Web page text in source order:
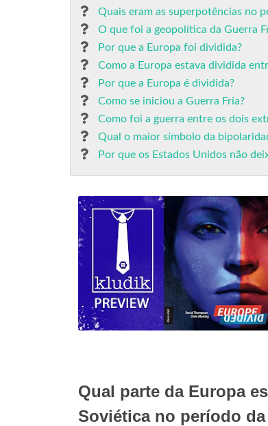
Quais eram as superpotências no
O que foi a geopolítica da Guerra
Por que a Europa foi dividida?
Como a Europa estava dividida
Por que a Europa é dividida?
Como se iniciou a Guerra Fria?
Como foi a guerra entre os dois
Qual o maior símbolo da
Por que os Estados Unidos não
Qual parte da Europa
Soviética no período